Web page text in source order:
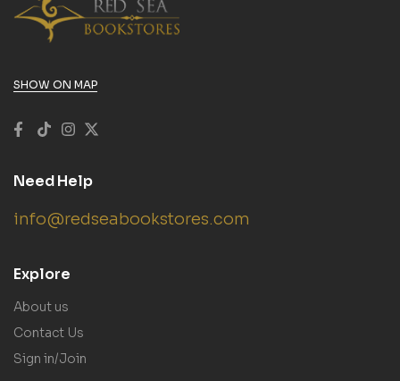
SHOW ON MAP
Need Help
info@redseabookstores.com
Explore
About us
Contact Us
Sign in/Join